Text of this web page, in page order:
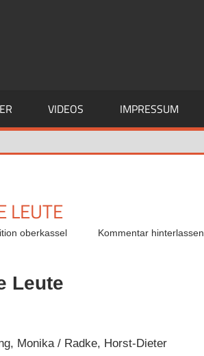
VIDEOS IMPRESSUM
LEUTE
oberkassel Kommentar hinterlassen
Leute
Monika / Radke, Horst-Dieter